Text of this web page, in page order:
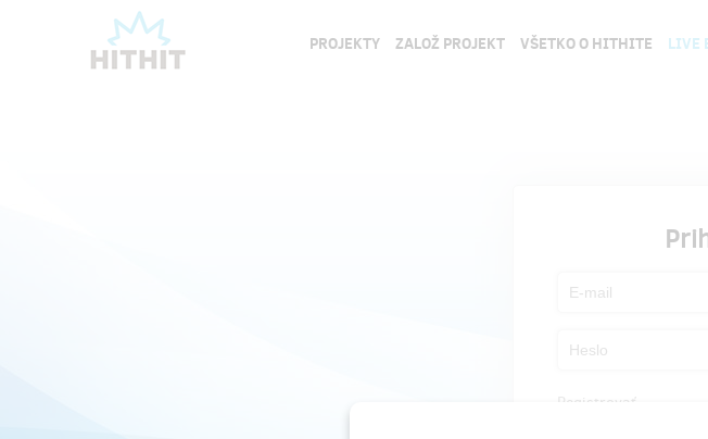
PROJEKTY ZALOŽ PROJEKT VŠETKO O HITHITE LIVE
Registrovať